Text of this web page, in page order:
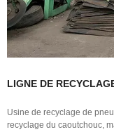
LIGNE DE
Usine de recyclage de
recyclage du caoutchouc,